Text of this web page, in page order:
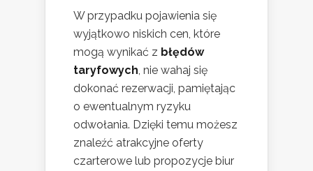
W przypadku pojawienia się
wyjątkowo niskich cen, które
mogą wynikać z błędów
taryfowych , nie wahaj się
dokonać rezerwacji, pamiętając
o ewentualnym ryzyku
odwołania. Dzięki temu możesz
znaleźć atrakcyjne oferty
czarterowe lub propozycje biur